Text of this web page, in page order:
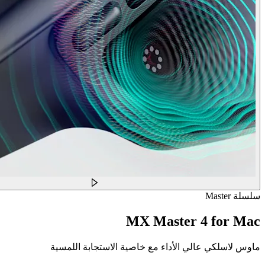
سلسلة Master
MX Master 4 for Mac
ماوس لاسلكي عالي الأداء مع خاصية الاستجابة اللمسية